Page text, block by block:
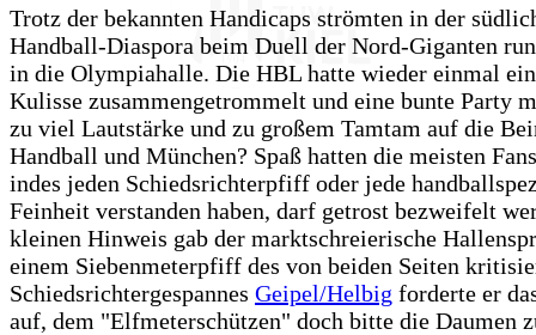
Trotz der bekannten Handicaps strömten in der
Handball-Diaspora beim Duell der Nord-Giganten
in die Olympiahalle. Die HBL hatte wieder einmal
Kulisse zusammengetrommelt und eine bunte Party
zu viel Lautstärke und zu großem Tamtam auf die
Handball und München? Spaß hatten die meisten
indes jeden Schiedsrichterpfiff oder jede
Feinheit verstanden haben, darf getrost bezweifelt
kleinen Hinweis gab der marktschreierische
einem Siebenmeterpfiff des von beiden Seiten
Schiedsrichtergespannes Geipel/Helbig forderte er
auf, dem "Elfmeterschützen" doch bitte die Daumen